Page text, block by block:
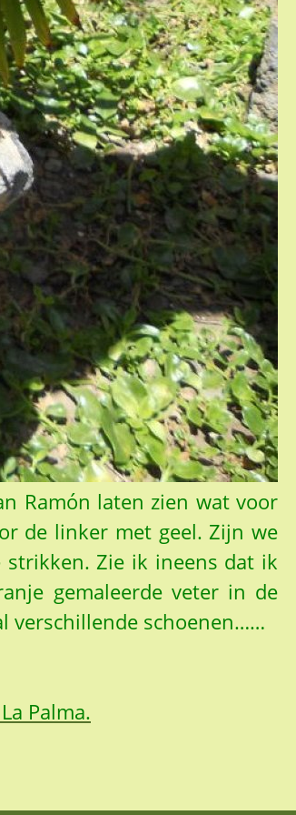
Ramón laten zien wat voor
de linker met geel. Zijn we
Zie ik ineens dat ik
gemaleerde veter in de
verschillende schoenen……
Palma.